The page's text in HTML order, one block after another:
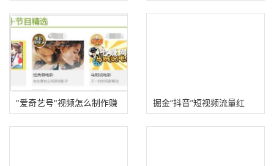
（5种常见好物分享账号类
型）
"爱奇艺号"视频怎么制作赚
钱？
掘金“抖音”短视频流量红
利，手慢无!